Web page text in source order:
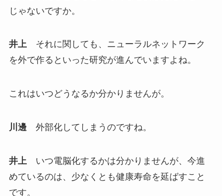
じゃないですか。
井上それに関しても、ニューラルネットワーク
を外で作るといった研究が進んでいますよね。
これはいつどうなるか分かりませんが。
川邊外部化してしまうのですね。
井上 いつ電脳化するかは分かりませんが、今進
めているのは、少なくとも健康寿命を延ばすこと
です。